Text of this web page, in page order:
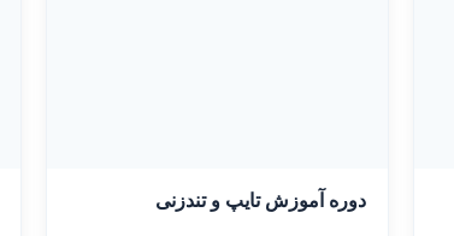
دوره آموزش تایپ و تندزنی